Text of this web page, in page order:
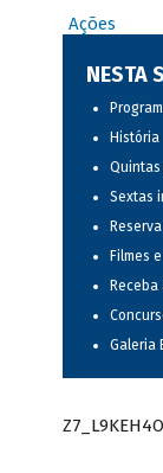
Ações
NESTA
História
Quintas
Sextas
Filmes
Galeria